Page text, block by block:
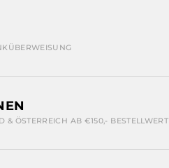
ÖSTERREICH AB €150,- BESTELLWERT